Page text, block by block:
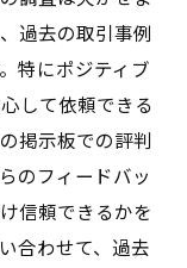
過去の取引事例
特にポジティブ
して依頼できる
掲示板での評判
のフィードバッ
信頼できるかを
合わせて、過去